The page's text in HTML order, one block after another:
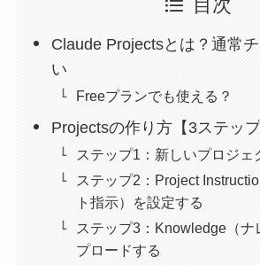
目次
Claude Projectsとは？通常
い
Freeプランでも使える？
Projectsの作り方【3ステップ
ステップ1：新しいプロジェ
ステップ2：Project
ト指示）を設定する
ステップ3：Knowledge（ナ
プロードする